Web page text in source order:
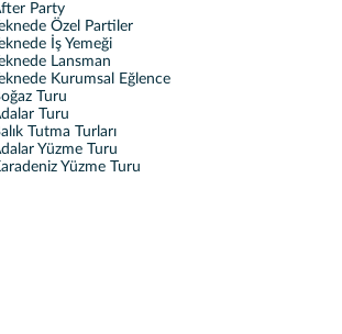
Party
Özel Partiler
İş Yemeği
Lansman
Kurumsal Eğlence
Turu
Turu
Tutma Turları
Yüzme Turu
Yüzme Turu